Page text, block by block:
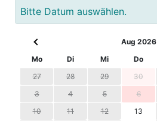
Bitte Datum auswählen.
Aug 2026
Mo
Di Mi Do
27
28 29 30
3
4 5 6
10
11 12 13